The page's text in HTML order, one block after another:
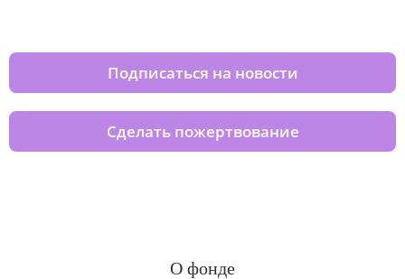
Подписаться на новости
Сделать пожертвование
О фонде